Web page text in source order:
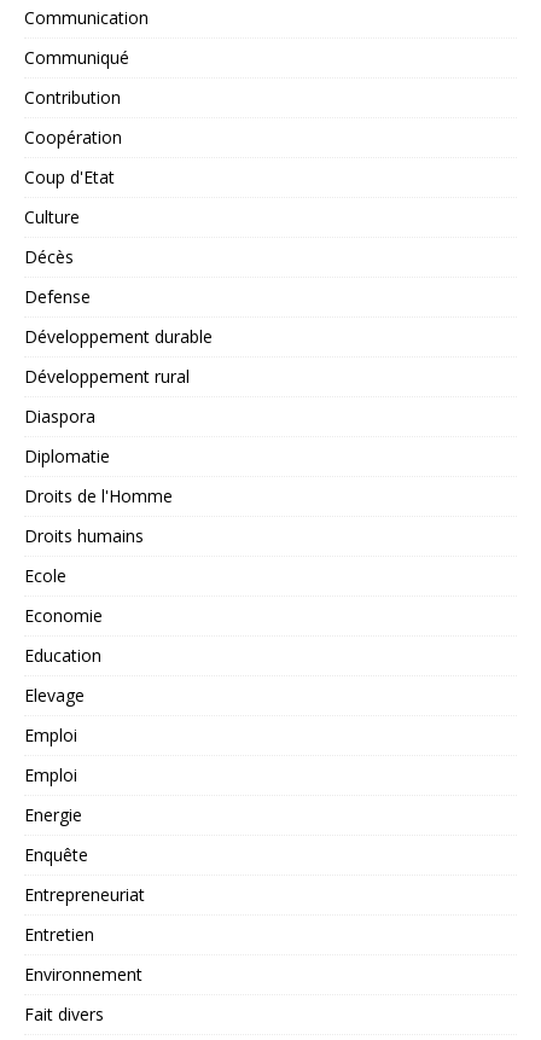
Communication
Communiqué
Contribution
Coopération
Coup d'Etat
Culture
Décès
Defense
Développement durable
Développement rural
Diaspora
Diplomatie
Droits de l'Homme
Droits humains
Ecole
Economie
Education
Elevage
Emploi
Emploi
Energie
Enquête
Entrepreneuriat
Entretien
Environnement
Fait divers